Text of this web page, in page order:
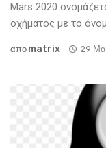
Mars 2020
οχήματος με το
απο Matrix 29